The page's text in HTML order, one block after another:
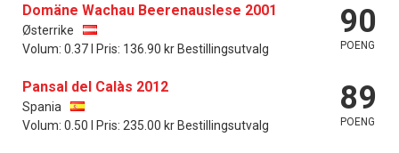
Domäne Wachau Beerenauslese 2001
Østerrike
Volum: 0.37 l Pris: 136.90 kr Bestillingsutvalg
90
POENG
Pansal del Calàs 2012
Spania
Volum: 0.50 l Pris: 235.00 kr Bestillingsutvalg
89
POENG